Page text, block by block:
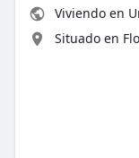
Viviendo en
Situado en